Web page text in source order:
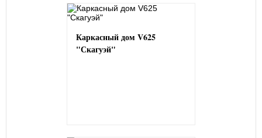
Каркасный дом V625
"Скагуэй"